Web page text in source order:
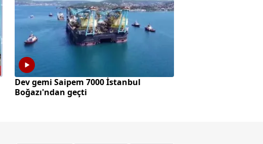
Dev gemi Saipem 7000 İstanbul
Boğazı'ndan geçti